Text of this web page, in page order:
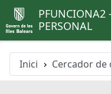
PFUNCIONA2
PERSONAL
Inici Cercador de